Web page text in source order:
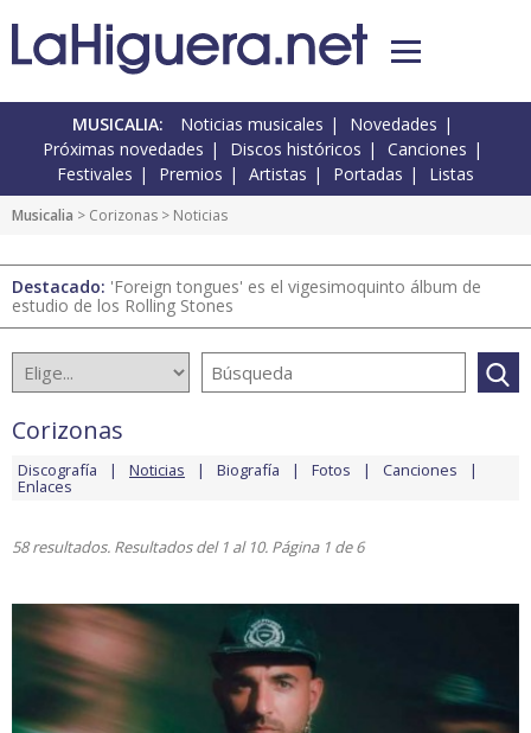
MUSICALIA: Noticias musicales
Novedades
Próximas novedades
Discos históricos
Canciones
Festivales
Premios Artistas Portadas Listas
Musicalia > Corizonas > Noticias
Destacado: 'Foreign tongues' es el vigesimoquinto álbum de
estudio de los Rolling Stones
Corizonas
Discografía Noticias Biografía Fotos Canciones
Enlaces
58 resultados. Resultados del 1 al 10. Página 1 de 6